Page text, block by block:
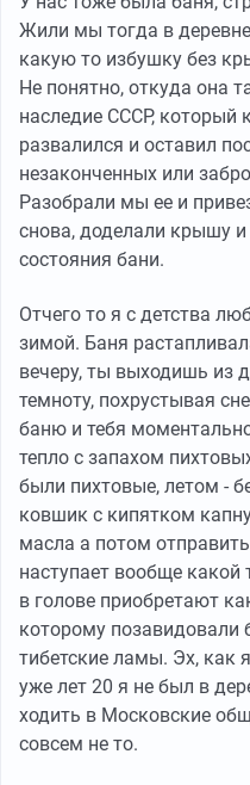
Жили мы тогда в
какую то избушку без
Не понятно, откуда она
наследие СССР, который
развалился и оставил
незаконченных или
Разобрали мы ее и
снова, доделали крышу
состояния бани.
Отчего то я с детства
зимой. Баня
вечеру, ты выходишь из
темноту, похрустывая
баню и тебя
тепло с запахом
были пихтовые, летом -
ковшик с кипятком
масла а потом
наступает вообще
в голове приобретают
которому
тибетские ламы. Эх, как
уже лет 20 я не был в
ходить в Московские
совсем не то.